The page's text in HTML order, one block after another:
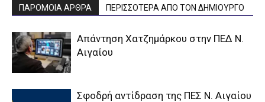
ΠΑΡΟΜΟΙΑ ΑΡΘΡΑ ΠΕΡΙΣΣΟΤΕΡΑ ΑΠΟ ΤΟΝ ΔΗΜΙΟΥΡΓΟ
Απάντηση Χατζημάρκου στην ΠΕΔ Ν.
Αιγαίου
Σφοδρή αντίδραση της ΠΕΣ Ν. Αιγαίου